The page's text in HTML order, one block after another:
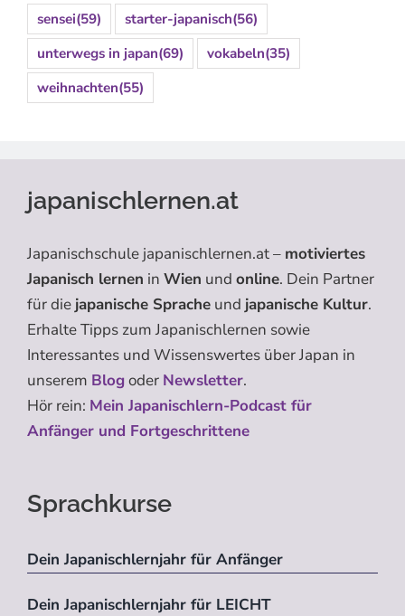
sensei(59) starter-japanisch(56)
unterwegs in japan(69) vokabeln(35)
weihnachten(55)
japanischlernen.at
Japanischschule japanischlernen.at – motiviertes
Japanisch lernen in Wien und online. Dein Partner
für die japanische Sprache und japanische Kultur.
Erhalte Tipps zum Japanischlernen sowie
Interessantes und Wissenswertes über Japan in
unserem Blogoder Newsletter.
Hör rein: Mein Japanischlern-Podcast für
Anfänger und Fortgeschrittene
Sprachkurse
Dein Japanischlernjahr für Anfänger
Dein Japanischlernjahr für LEICHT